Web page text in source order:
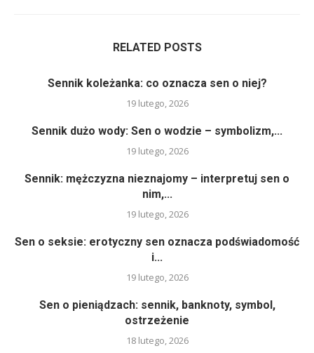
RELATED POSTS
Sennik koleżanka: co oznacza sen o niej?
19 lutego, 2026
Sennik dużo wody: Sen o wodzie – symbolizm,...
19 lutego, 2026
Sennik: mężczyzna nieznajomy – interpretuj sen o
nim,...
19 lutego, 2026
Sen o seksie: erotyczny sen oznacza podświadomość
i...
19 lutego, 2026
Sen o pieniądzach: sennik, banknoty, symbol,
ostrzeżenie
18 lutego, 2026